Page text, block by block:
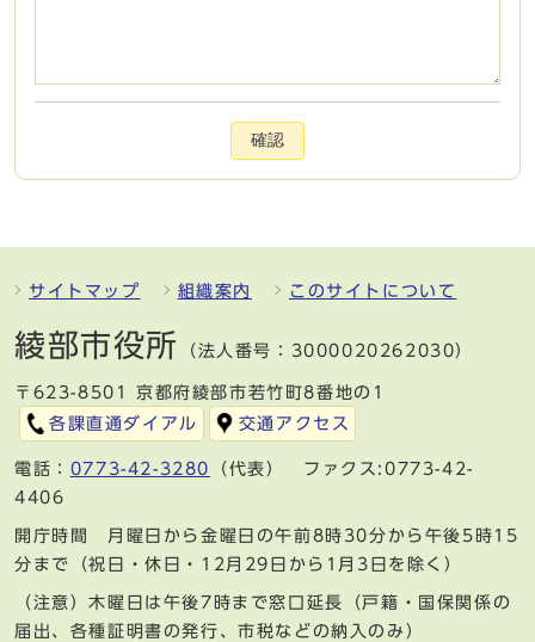
確認
サイトマップ 組織案内 このサイトについて
綾部市役所 （法人番号：3000020262030）
〒623-8501 京都府綾部市若竹町8番地の1
各課直通ダイアル
交通アクセス
電話： 0773-42-3280
（代表） ファクス:0773-42-
4406
開庁時間 月曜日から金曜日の午前8時30分から午後5時15
分まで（祝日・休日・12月29日から1月3日を除く）
（注意）木曜日は午後7時まで窓口延長（戸籍・国保関係の
届出、各種証明書の発行、市税などの納入のみ）